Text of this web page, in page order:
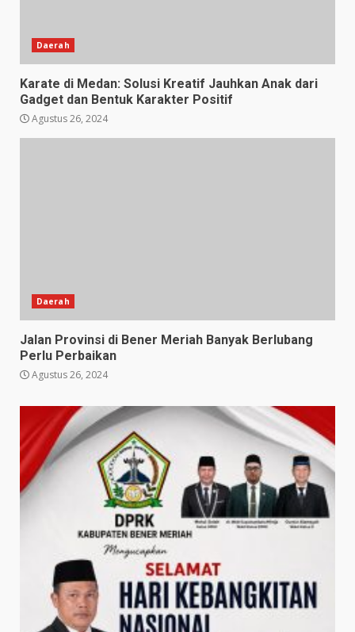
Daerah
Karate di Medan: Solusi Kreatif Jauhkan Anak dari
Gadget dan Bentuk Karakter Positif
Agustus 26, 2024
Daerah
Jalan Provinsi di Bener Meriah Banyak Berlubang
Perlu Perbaikan
Agustus 26, 2024